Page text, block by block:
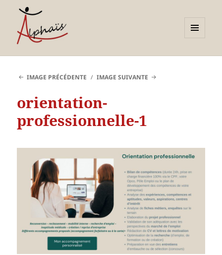
compétences et
orientations adultes et
jeunes
WIDGETS
IMAGE PRÉCÉDENTE IMAGE SUIVANTE
orientation-
professionnelle-1